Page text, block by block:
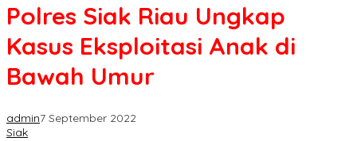
Ungkap
Eksploitasi
di
Polres Siak Riau Ungkap
Kasus Eksploitasi Anak di
Bawah Umur
admin7 September 2022
Siak